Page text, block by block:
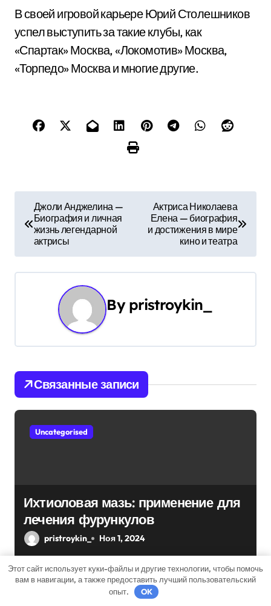
В своей игровой карьере Юрий Столешников
успел выступить за такие клубы, как
«Спартак» Москва, «Локомотив» Москва,
«Торпедо» Москва и многие другие.
в
и
ц
и
я
п
и
с
Джоли Анджелина —
Биография и личная
жизнь легендарной
актрисы
Актриса Николаева
Елена — биография
и достижения в мире
кино и театра
By pristroykin_
Связанные записи
Uncategorised
Ихтиоловая мазь: применение для
лечения фурункулов
pristroykin_ Ноя 1, 2024
Этот сайт использует куки-файлы и другие технологии, чтобы помочь
вам в навигации, а также предоставить лучший пользовательский
опыт.
OK